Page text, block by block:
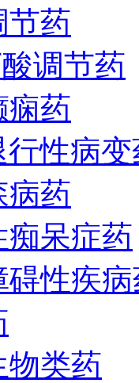
节药
调节药
痫药
性病
病药
痴呆症药
碍性疾
物类药